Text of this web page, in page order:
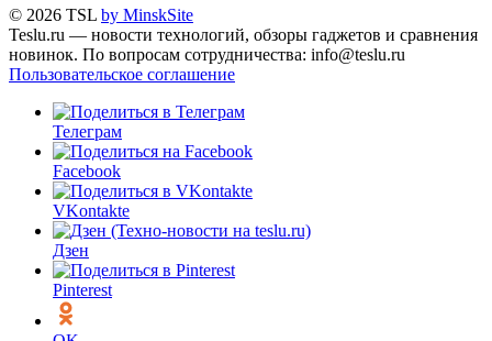
© 2026 TSL by MinskSite
Teslu.ru — новости технологий, обзоры гаджетов и сравнения
новинок. По вопросам сотрудничества: info@teslu.ru
Пользовательское соглашение
Телеграм
Facebook
VKontakte
Дзен
Pinterest